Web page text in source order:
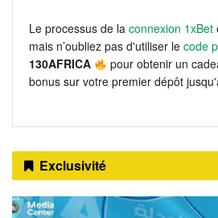
Le processus de la connexion 1xBet
mais n’oubliez pas d'utiliser le code
130AFRICA
pour obtenir un
bonus sur votre premier dépôt
Exclusivité